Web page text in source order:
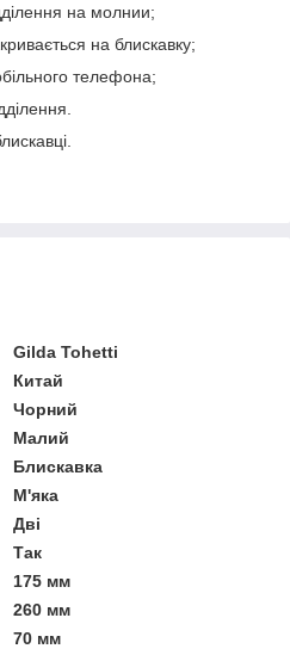
на молнии;
на блискавку;
телефона;
Gilda Tohetti
Китай
Чорний
Малий
Блискавка
М'яка
Дві
Так
175 мм
260 мм
70 мм